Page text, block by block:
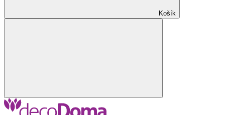
Košík